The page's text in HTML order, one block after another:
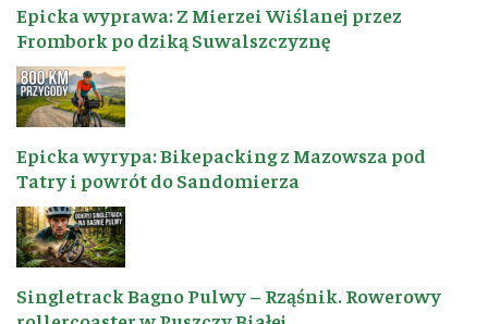
Epicka wyprawa: Z Mierzei Wiślanej przez
Frombork po dziką Suwalszczyznę
Epicka wyrypa: Bikepacking z Mazowsza pod
Tatry i powrót do Sandomierza
Singletrack Bagno Pulwy – Rząśnik. Rowerowy